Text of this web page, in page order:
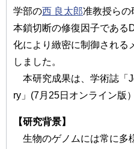
学部の西 良太郎准教授らの
本鎖切断の修復因子である
化により緻密に制御される
しました。
本研究成果は、学術誌「
ry」(7月25日オンライン版
【研究背景】
生物のゲノムには常に多